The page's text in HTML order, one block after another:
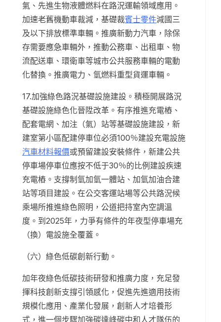
氣、先進生物液體燃料在路況運輸領域應用。
加速老舊機動車裁減，基礎裁賓士零件減國三
及以下排放標準車輛。推廣新動力汽車，除保
存需要應急車輛外，推動公務車、出租車、物
流配送車、環衛車等城市公共服務車輛的電動
化替換。推廣電力、氫燃料重型貨運車輛。
17.加強綠色路況基礎設施建設。積極開展路況
基礎設施綠色化晉陞改革。有序推進充電樁、
配套電網、加注（氣）站等基礎設施建設，新
建室第小區配建停車位必須100％建設充電設施
汽車材料報價或預留建設安裝條件，新建公共
停車場停車位應按不低于30％的比例建設疾速
充電樁。支撐制氫加氫一體站、加氫加油合建
站等項目建設。在公交客運站場等公共路況候
乘場所推進綠色照明，公道把持室內空調溫
度。到2025年，力爭有條件的年夜型停車場充
（換）電設施全覆蓋。
（六）綠色低碳創新行動。
加年夜綠色低碳技術研發和推廣力度，充足發
揮科技創新支撐引領感化，促進先進適用技術
規模化應用、產業化發展，創新人才培養形
式，進一個步驟加強碳達峰碳中和人才隊伍的